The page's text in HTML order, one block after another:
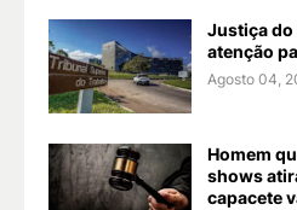
Justiça do
atenção
Agosto 04,
Homem
shows
capacete